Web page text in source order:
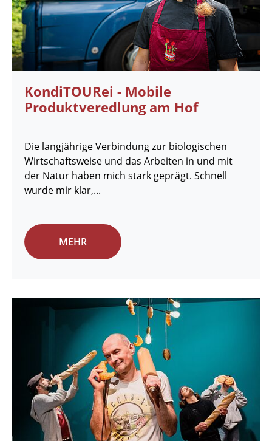
KondiTOURei - Mobile
Produktveredlung am Hof
Die langjährige Verbindung zur biologischen
Wirtschaftsweise und das Arbeiten in und mit
der Natur haben mich stark geprägt. Schnell
wurde mir klar,...
MEHR